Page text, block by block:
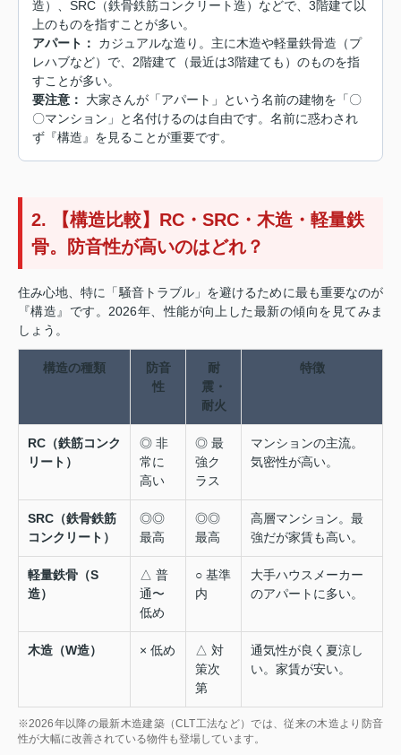
造）、SRC（鉄骨鉄筋コンクリート造）などで、3階建て以
上のものを指すことが多い。
アパート：
カジュアルな造り。主に木造や軽量鉄骨造（プ
レハブなど）で、2階建て（最近は3階建ても）のものを指
すことが多い。
要注意：
大家さんが「アパート」という名前の建物を「〇
〇マンション」と名付けるのは自由です。名前に惑わされ
ず『構造』を見ることが重要です。
2. 【構造比較】RC・SRC・木造・軽量鉄
骨。防音性が高いのはどれ？
住み心地、特に「騒音トラブル」を避けるために最も重要なのが
『構造』です。2026年、性能が向上した最新の傾向を見てみま
しょう。
構造の種類
防音
性
耐
震・
耐火
特徴
RC（鉄筋コンク
リート）
◎ 非
常に
高い
◎ 最
強ク
ラス
マンションの主流。
気密性が高い。
SRC（鉄骨鉄筋
コンクリート）
◎◎
最高
◎◎
最高
高層マンション。最
強だが家賃も高い。
軽量鉄骨（S
造）
△ 普
通〜
低め
○ 基準
内
大手ハウスメーカー
のアパートに多い。
木造（W造） × 低め
△ 対
策次
第
通気性が良く夏涼し
い。家賃が安い。
※2026年以降の最新木造建築（CLT工法など）では、従来の木造より防音
性が大幅に改善されている物件も登場しています。